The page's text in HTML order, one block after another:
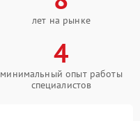
лет на рынке
4
минимальный опыт работы
специалистов